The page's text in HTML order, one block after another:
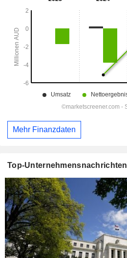
Mehr Finanzdaten
Top-Unternehmensnachrichten